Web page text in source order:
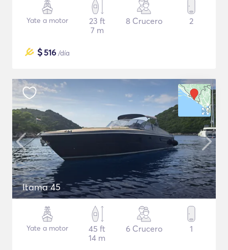
Yate a motor
23 ft
7 m
8 Crucero 2
$516 /día
Itama 45
Yate a motor
45 ft
14 m
6 Crucero 1